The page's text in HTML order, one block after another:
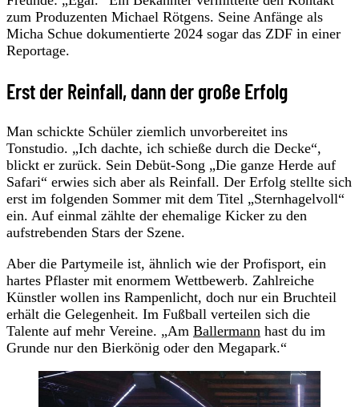
zum Produzenten Michael Rötgens. Seine Anfänge als
Micha Schue dokumentierte 2024 sogar das ZDF in einer
Reportage.
Erst der Reinfall, dann der große Erfolg
Man schickte Schüler ziemlich unvorbereitet ins
Tonstudio. „Ich dachte, ich schieße durch die Decke“,
blickt er zurück. Sein Debüt-Song „Die ganze Herde auf
Safari“ erwies sich aber als Reinfall. Der Erfolg stellte sich
erst im folgenden Sommer mit dem Titel „Sternhagelvoll“
ein. Auf einmal zählte der ehemalige Kicker zu den
aufstrebenden Stars der Szene.
Aber die Partymeile ist, ähnlich wie der Profisport, ein
hartes Pflaster mit enormem Wettbewerb. Zahlreiche
Künstler wollen ins Rampenlicht, doch nur ein Bruchteil
erhält die Gelegenheit. Im Fußball verteilen sich die
Talente auf mehr Vereine. „Am Ballermann hast du im
Grunde nur den Bierkönig oder den Megapark.“